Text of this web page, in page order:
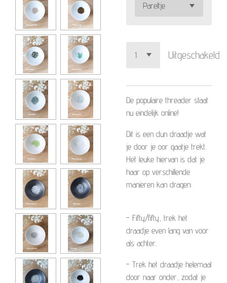
Uitgeschakeld
De populaire threader staat
nu eindelijk online!
Dit is een dun draadje wat
je door je oor gaatje trekt.
Het leuke hiervan is dat je
haar op verschillende
manieren kan dragen:
- Fifty/fifty, trek het
draadje even lang van voor
als achter.
- Trek het draadje helemaal
door naar onder, zodat je